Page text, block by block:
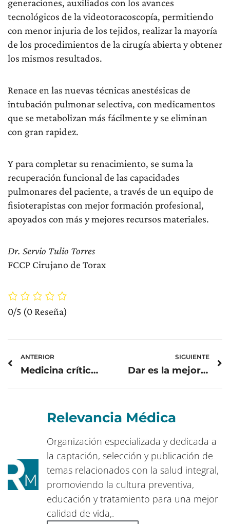
generaciones, auxiliados con los avances
tecnológicos de la videotoracoscopía, permitiendo
con menor injuria de los tejidos, realizar la mayoría
de los procedimientos de la cirugía abierta y obtener
los mismos resultados.
Renace en las nuevas técnicas anestésicas de
intubación pulmonar selectiva, con medicamentos
que se metabolizan más fácilmente y se eliminan
con gran rapidez.
Y para completar su renacimiento, se suma la
recuperación funcional de las capacidades
pulmonares del paciente, a través de un equipo de
fisioterapistas con mejor formación profesional,
apoyados con más y mejores recursos materiales.
Dr. Servio Tulio Torres
FCCP Cirujano de Torax
0/5 (0 Reseña)
ANTERIOR
Medicina crítica y cuidados intensivos, ¿qué hace el intensivista?
SIGUIENTE
Dar es la mejor manera de recibir
Relevancia Médica
Organización especializada y dedicada a
la captación, selección y publicación de
temas relacionados con la salud integral,
promoviendo la cultura preventiva,
educación y tratamiento para una mejor
calidad de vida,.